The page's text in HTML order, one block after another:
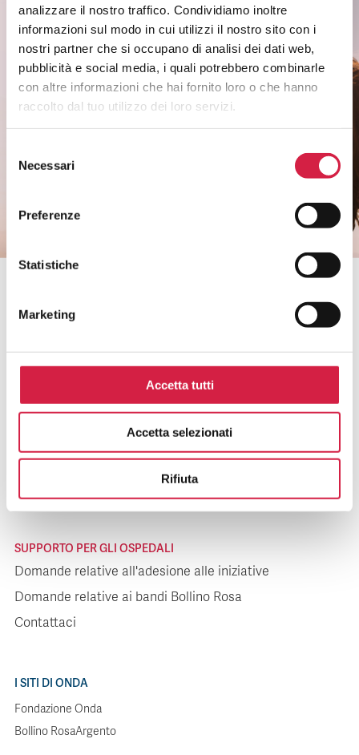
analizzare il nostro traffico. Condividiamo inoltre
informazioni sul modo in cui utilizzi il nostro sito con i
nostri partner che si occupano di analisi dei dati web,
pubblicità e social media, i quali potrebbero combinarle
con altre informazioni che hai fornito loro o che hanno
raccolto dal tuo utilizzo dei loro servizi.
delNecessari
Preferenze
Statistiche
Marketing
Accetta tutti
Accetta selezionati
Rifiuta
Scopri come partecipare alle iniziative degli
ospedali Bollino Rosa.
Rimani informato sui temi di salute di
genere.
Non perderti i riconoscimenti agli ospedali e
ai servizi.
CLICCA QUI
SUPPORTO PER I PAZIENTI
Domande relative agli ospedali
Domande relative alle iniziative
SUPPORTO PER GLI OSPEDALI
Domande relative all'adesione alle iniziative
Domande relative ai bandi Bollino Rosa
Contattaci
I SITI DI ONDA
Fondazione Onda
Bollino RosaArgento